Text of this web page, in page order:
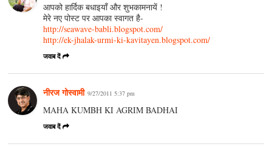
आपको हार्दिक बधाइयाँ और शुभकामनायें !
मेरे नए पोस्ट पर आपका स्वागत है-
http://seawave-babli.blogspot.com/
http://ek-jhalak-urmi-ki-kavitayen.blogspot.com/
जवाब दें
नीरज गोस्वामी 9/27/2011 5:37 pm
MAHA KUMBH KI AGRIM BADHAI
जवाब दें